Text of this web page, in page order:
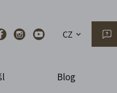
CZ
Blog